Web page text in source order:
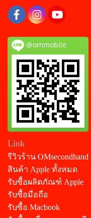
@ommobile
Link
รีวิวร้าน OMsecondhand
สินค้า Apple ทั้งหมด
รับซื้อผลิตภัณฑ์ Apple
รับซื้อมือถือ
รับซื้อ Macbook